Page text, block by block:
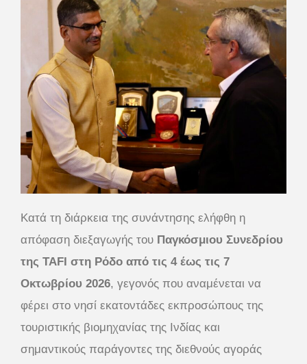
Κατά τη διάρκεια της συνάντησης ελήφθη η
απόφαση διεξαγωγής του Παγκόσμιου Συνεδρίου
της TAFI στη Ρόδο από τις 4 έως τις 7
Οκτωβρίου 2026, γεγονός που αναμένεται να
φέρει στο νησί εκατοντάδες εκπροσώπους της
τουριστικής βιομηχανίας της Ινδίας και
σημαντικούς παράγοντες της διεθνούς αγοράς